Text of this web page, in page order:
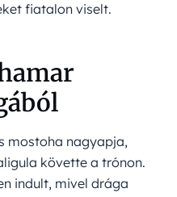
fiatalon viselt.
mostoha nagyapja,
követte a trónon.
indult, mivel drága